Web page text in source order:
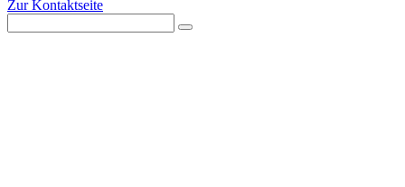
Zur Kontaktseite